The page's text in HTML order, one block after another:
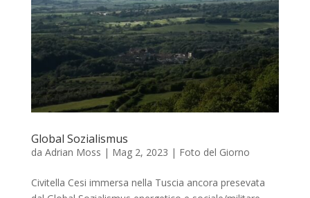
Global Sozialismus
da Adrian Moss | Mag 2, 2023 | Foto del Giorno
Civitella Cesi immersa nella Tuscia ancora presevata